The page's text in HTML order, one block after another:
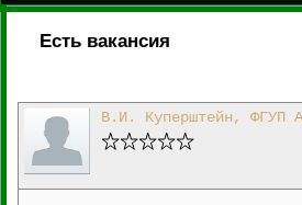
Есть вакансия
В.И. Куперштейн, ФГУП